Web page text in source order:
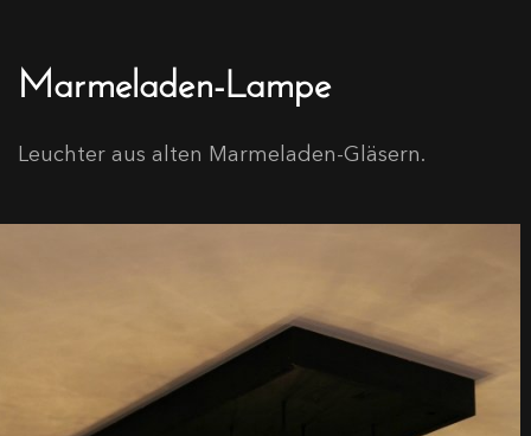
Marmeladen-Lampe
Leuchter aus alten Marmeladen-Gläsern.